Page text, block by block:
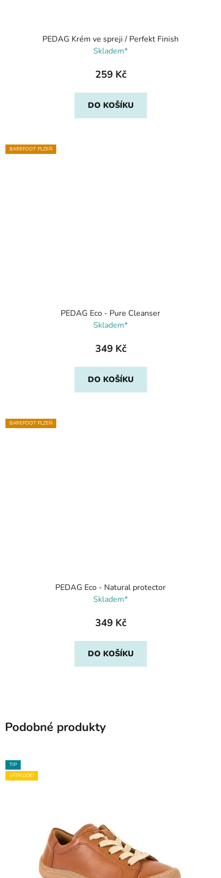
PEDAG Krém ve spreji / Perfekt Finish
Skladem*
259 Kč
DO KOŠÍKU
BAREFOOT PLZEŇ
PEDAG Eco - Pure Cleanser
Skladem*
349 Kč
DO KOŠÍKU
BAREFOOT PLZEŇ
PEDAG Eco - Natural protector
Skladem*
349 Kč
DO KOŠÍKU
Podobné produkty
TIP
VÝPRODEJ